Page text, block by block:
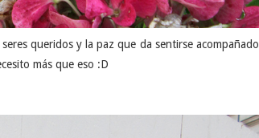
queridos y la paz que da sentirse acompañado
más que eso :D